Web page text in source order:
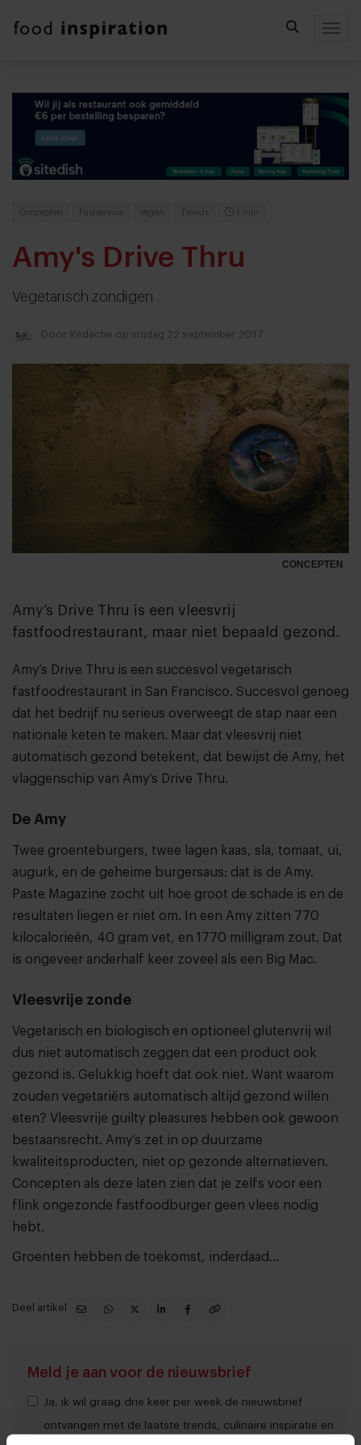
Concepten Fastservice Vegan Trends 1 min
Amy's Drive Thru
Vegetarisch zondigen
Door Redactie op vrijdag 22 september 2017
CONCEPTEN
Amy’s Drive Thru is een vleesvrij
fastfoodrestaurant, maar niet bepaald gezond.
Amy’s Drive Thru is een succesvol vegetarisch
fastfoodrestaurant in San Francisco. Succesvol genoeg
dat het bedrijf nu serieus overweegt de stap naar een
nationale keten te maken. Maar dat vleesvrij niet
automatisch gezond betekent, dat bewijst de Amy, het
vlaggenschip van Amy’s Drive Thru.
De Amy
Twee groenteburgers, twee lagen kaas, sla, tomaat, ui,
augurk, en de geheime burgersaus: dat is de Amy.
Paste Magazine zocht uit hoe groot de schade is en de
resultaten liegen er niet om. In een Amy zitten 770
kilocalorieën, 40 gram vet, en 1770 milligram zout. Dat
is ongeveer anderhalf keer zoveel als een Big Mac.
Vleesvrije zonde
Vegetarisch en biologisch en optioneel glutenvrij wil
dus niet automatisch zeggen dat een product ook
gezond is. Gelukkig hoeft dat ook niet. Want waarom
zouden vegetariërs automatisch altijd gezond willen
eten? Vleesvrije guilty pleasures hebben ook gewoon
bestaansrecht. Amy’s zet in op duurzame
kwaliteitsproducten, niet op gezonde alternatieven.
Concepten als deze laten zien dat je zelfs voor een
flink ongezonde fastfoodburger geen vlees nodig
hebt.
Groenten hebben de toekomst, inderdaad...
Deel artikel
Meld je aan voor de nieuwsbrief
Ja, ik wil graag drie keer per week de nieuwsbrief
ontvangen met de laatste trends, culinaire inspiratie en